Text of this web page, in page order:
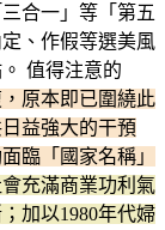
合一」等「第五
、作假等選美風
值得注意的
原本即已圍繞此
益強大的干預
臨「國家名稱」
充滿商業功利氣
加以1980年代婦